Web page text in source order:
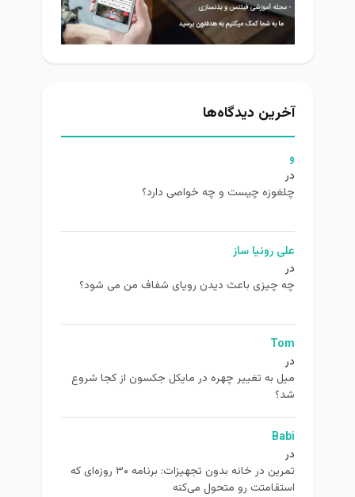
آخرین دیدگاه‌ها
و
در
چلغوزه چیست و چه خواصی دارد؟
علی روئیا ساز
در
چه چیزی باعث دیدن رویای شفاف من می شود؟
Tom
در
ميل به تغيير چهره در مایکل جکسون از كجا شروع
شد؟
Babi
در
تمرین در خانه بدون تجهیزات: برنامه ۳۰ روزه‌ای که
استقامتت رو متحول می‌کنه